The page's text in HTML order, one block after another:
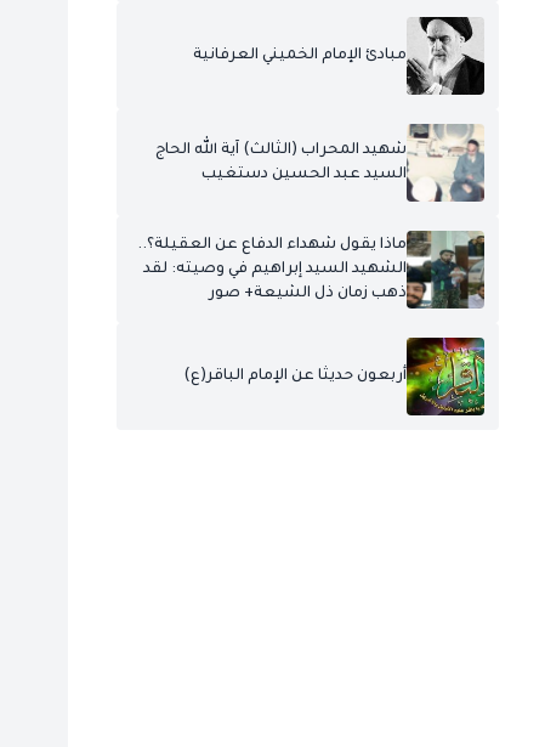
مبادئ الإمام الخميني العرفانية
شهيد المحراب (الثالث) آية الله الحاج
السيد عبد الحسين دستغيب
ماذا يقول شهداء الدفاع عن العقيلة؟..
الشهيد السيد إبراهيم في وصيته: لقد
ذهب زمان ذل الشيعة+ صور
أربعون حديثا عن الإمام الباقر(ع)